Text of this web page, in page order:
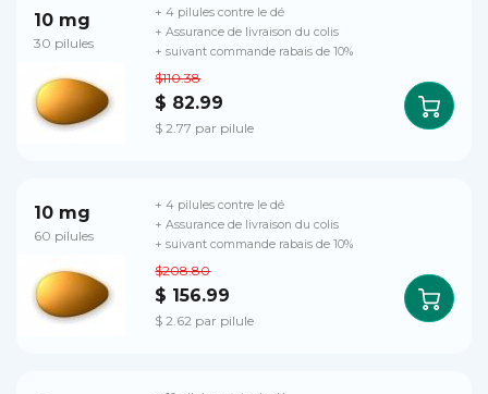
10 mg
30 pilules
$110.38
$ 82.99
$ 2.77 par pilule
+ 4 pilules contre le dé
+ Assurance de livraison du colis
+ suivant commande rabais de 10%
10 mg
60 pilules
$208.80
$ 156.99
$ 2.62 par pilule
+ 4 pilules contre le dé
+ Assurance de livraison du colis
+ suivant commande rabais de 10%